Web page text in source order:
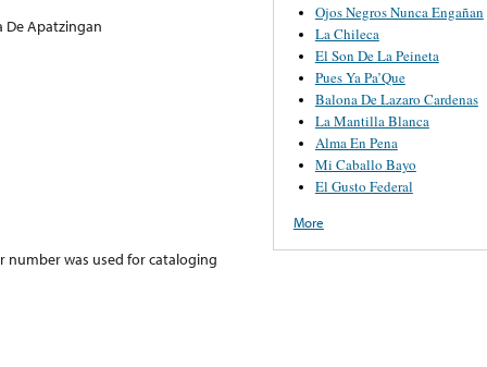
De Apatzingan
number was used for cataloging
Ojos Negros Nunca Engañan
La Chileca
El Son De La Peineta
Pues Ya Pa’Que
Balona De Lazaro Cardenas
La Mantilla Blanca
Alma En Pena
Mi Caballo Bayo
El Gusto Federal
More